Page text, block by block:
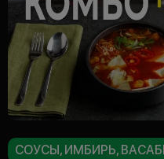
СОУСЫ, ИМБИРЬ,